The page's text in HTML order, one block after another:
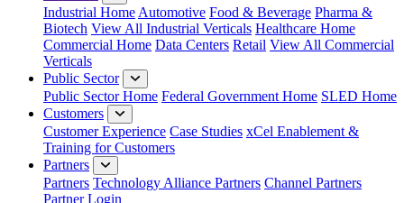
Industrial Home Automotive Food & Beverage Pharma &
Biotech View All Industrial Verticals Healthcare Home
Commercial Home Data Centers Retail View All Commercial
Verticals
Public Sector
Public Sector Home Federal Government Home SLED Home
Customers
Customer Experience Case Studies xCel Enablement &
Training for Customers
Partners
Partners Technology Alliance Partners Channel Partners
Partner Login